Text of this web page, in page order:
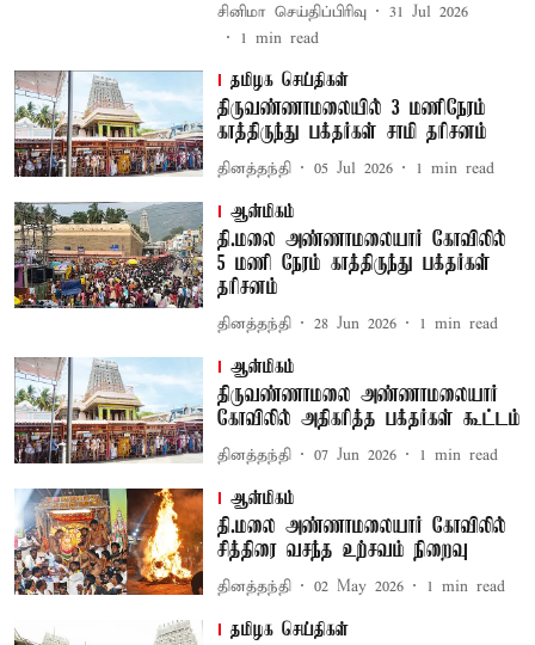
சினிமா செய்திப்பிரிவு
31 Jul 2026
1 min read
தமிழக செய்திகள்
திருவண்ணாமலையில் 3 மணிநேரம்
காத்திருந்து பக்தர்கள் சாமி தரிசனம்
தினத்தந்தி 05 Jul 2026 1 min read
ஆன்மிகம்
தி.மலை அண்ணாமலையார் கோவிலில்
5 மணி நேரம் காத்திருந்து பக்தர்கள்
தரிசனம்
தினத்தந்தி 28 Jun 2026 1 min read
ஆன்மிகம்
திருவண்ணாமலை அண்ணாமலையார்
கோவிலில் அதிகரித்த பக்தர்கள் கூட்டம்
தினத்தந்தி 07 Jun 2026 1 min read
ஆன்மிகம்
தி.மலை அண்ணாமலையார் கோவிலில்
சித்திரை வசந்த உற்சவம் நிறைவு
தினத்தந்தி 02 May 2026 1 min read
தமிழக செய்திகள்